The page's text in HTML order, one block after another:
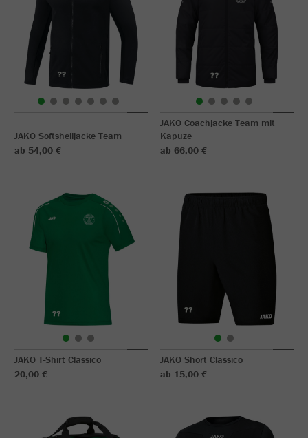
JAKO Softshelljacke Team
ab 54,00 €
JAKO Coachjacke Team mit
Kapuze
ab 66,00 €
JAKO T-Shirt Classico
20,00 €
JAKO Short Classico
ab 15,00 €